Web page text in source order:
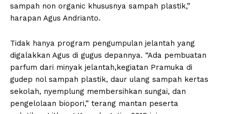
sampah non organic khususnya sampah plastik,”
harapan Agus Andrianto.
Tidak hanya program pengumpulan jelantah yang
digalakkan Agus di gugus depannya. “Ada pembuatan
parfum dari minyak jelantah,kegiatan Pramuka di
gudep nol sampah plastik, daur ulang sampah kertas
sekolah, nyemplung membersihkan sungai, dan
pengelolaan biopori,” terang mantan peserta